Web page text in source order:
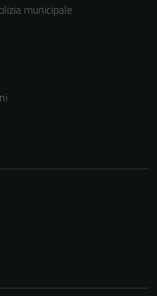
municipale